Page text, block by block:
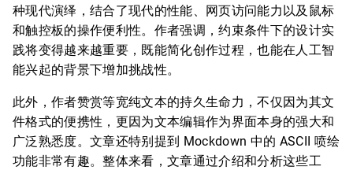
种现代演绎，结合了现代的性能、网页访问能力以及鼠标
和触控板的操作便利性。作者强调，约束条件下的设计实
践将变得越来越重要，既能简化创作过程，也能在人工智
能兴起的背景下增加挑战性。
此外，作者赞赏等宽纯文本的持久生命力，不仅因为其文
件格式的便携性，更因为文本编辑作为界面本身的强大和
广泛熟悉度。文章还特别提到 Mockdown 中的 ASCII 喷绘
功能非常有趣。整体来看，文章通过介绍和分析这些工